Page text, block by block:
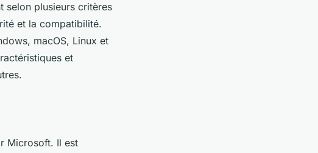
selon plusieurs critères
et la compatibilité.
macOS, Linux et
et
Microsoft. Il est